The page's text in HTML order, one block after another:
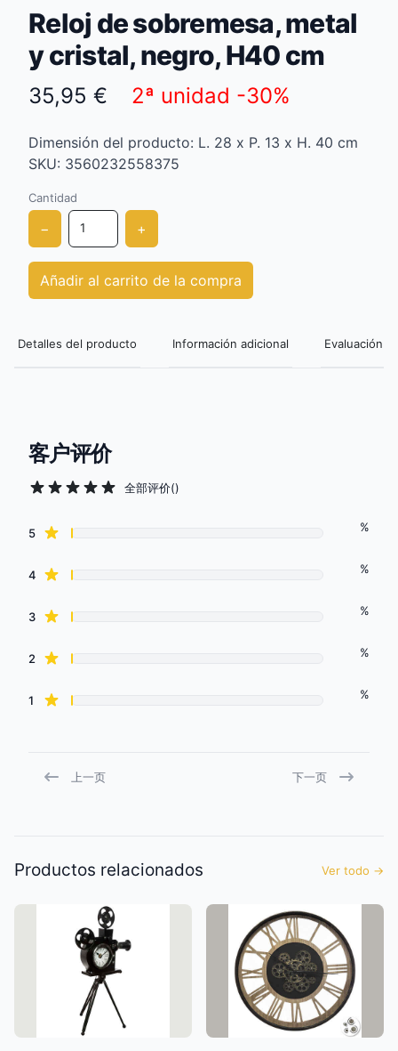
Reloj de sobremesa, metal
y cristal, negro, H40 cm
35,95 € 2ª unidad -30%
Dimensión del producto: L. 28 x P. 13 x H. 40 cm
SKU: 3560232558375
Cantidad
− +
Añadir al carrito de la compra
Detalles del producto Información adicional Evaluación
客户评价
全部评价()
Review data
5star reviews %
4 star reviews %
3star reviews %
2 star reviews %
1 star reviews %
上一页 下一页
Productos relacionados Ver todo →